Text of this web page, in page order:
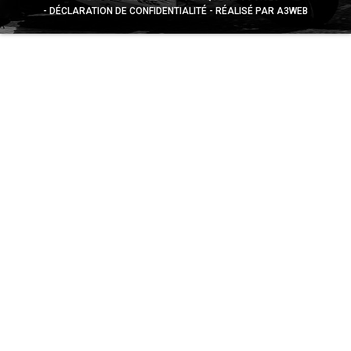
DÉCLARATION DE CONFIDENTIALITÉ
RÉALISÉ PAR A3WEB